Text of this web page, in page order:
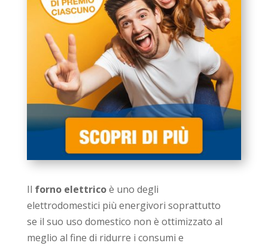
Il forno elettricoè uno degli
elettrodomestici più energivori soprattutto
se il suo uso domestico non è ottimizzato al
meglio al fine di ridurre i consumi e